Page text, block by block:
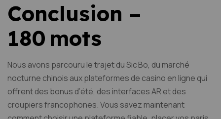
Conclusion –
180 mots
Nous avons parcouru le trajet du Sic Bo, du marché
nocturne chinois aux plateformes de casino en ligne qui
offrent des bonus d’été, des interfaces AR et des
croupiers francophones. Vous savez maintenant